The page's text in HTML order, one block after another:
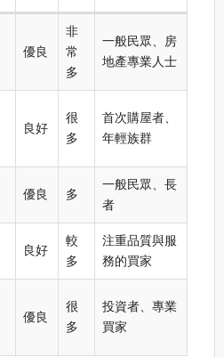
優良
非
常
多
一般民眾、房
地產專業人士
良好
很
多
首次購屋者、
年輕族群
優良 多
一般民眾、長
者
良好
較
多
注重品質與服
務的買家
優良
很
多
投資者、專業
買家